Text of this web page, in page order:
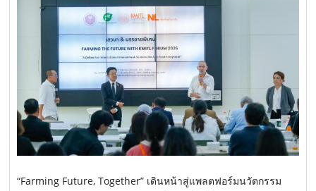
“Farming Future, Together” เดินหน้าสู่แพลตฟอร์มนวัตกรรม